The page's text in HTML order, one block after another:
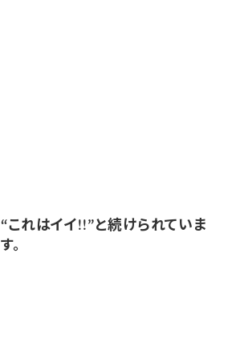
“これはイイ!!”と続けられていま
す。